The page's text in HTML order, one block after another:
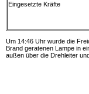
Eingesetzte Kräfte
Um 14:46 Uhr wurde die
Brand geratenen Lampe in
außen über die Drehleiter